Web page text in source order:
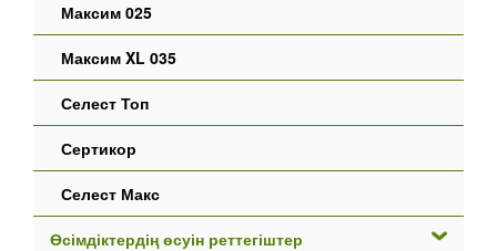
Максим 025
Максим XL 035
Селест Топ
Сертикор
Селест Макс
Өсімдіктердің өсуін реттегіштер